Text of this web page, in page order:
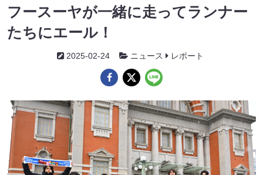
フースーヤが一緒に走ってランナー
たちにエール！
2025-02-24 ニュース レポート